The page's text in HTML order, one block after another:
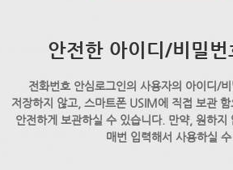
안전한 아이디/비밀
전화번호 안심로그인의 사용자의 아이디/
저장하지 않고, 스마트폰 USIM에 직접 보관
안전하게 보관하실 수 있습니다. 만약, 원하지
매번 입력해서 사용하실